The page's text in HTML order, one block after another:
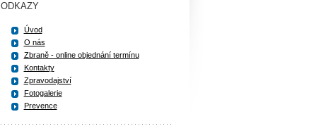
ODKAZY
Úvod
O nás
Zbraně - online objednání termínu
Kontakty
Zpravodajství
Fotogalerie
Prevence